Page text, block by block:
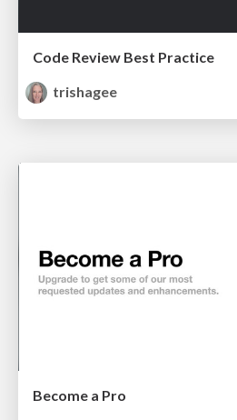
Code Review Best Practice
trishagee
Become a Pro